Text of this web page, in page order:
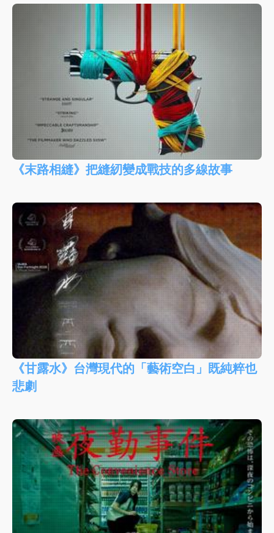
《末路相縫》把縫紉變成戰技的多線故事
《甘露水》台灣現代的「藝術空白」既純粹也
悲劇